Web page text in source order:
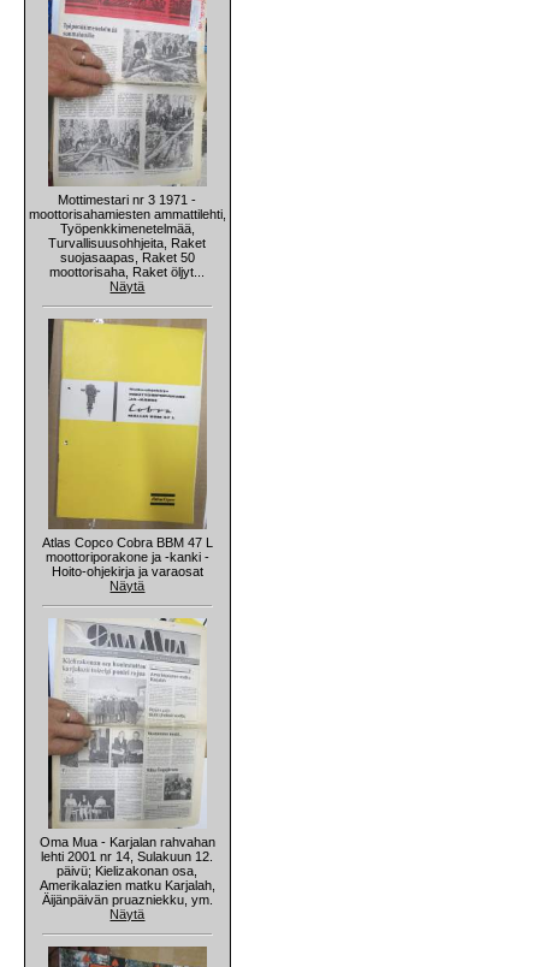
Mottimestari nr 3 1971 -
moottorisahamiesten ammattilehti,
Työpenkkimenetelmää,
Turvallisuusohhjeita, Raket
suojasaapas, Raket 50
moottorisaha, Raket öljyt...
Näytä
Atlas Copco Cobra BBM 47 L
moottoriporakone ja -kanki -
Hoito-ohjekirja ja varaosat
Näytä
Oma Mua - Karjalan rahvahan
lehti 2001 nr 14, Sulakuun 12.
päivü; Kielizakonan osa,
Amerikalazien matku Karjalah,
Äijänpäivän pruazniekku, ym.
Näytä